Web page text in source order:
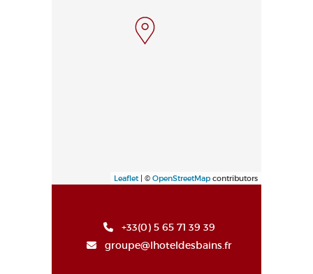
Leaflet| © OpenStreetMap contributors
+33(0) 5 65 71 39 39
groupe@lhoteldesbains.fr